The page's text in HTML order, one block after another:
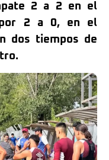
2 a 2 en el
2 a 0, en el
dos tiempos de